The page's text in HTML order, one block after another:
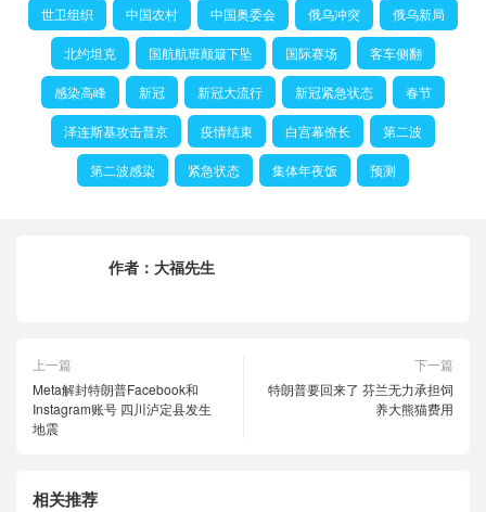
世卫组织 中国农村 中国奥委会 俄乌冲突 俄乌新局
北约坦克 国航航班颠簸下坠 国际赛场 客车侧翻
感染高峰 新冠 新冠大流行 新冠紧急状态 春节
泽连斯基攻击普京 疫情结束 白宫幕僚长 第二波
第二波感染 紧急状态 集体年夜饭 预测
作者： 大福先生
上一篇
Meta解封特朗普Facebook和
Instagram账号 四川泸定县发生
地震
下一篇
特朗普要回来了 芬兰无力承担饲
养大熊猫费用
相关推荐